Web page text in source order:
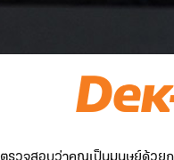
ตรวจสอบว่าคุณเป็นมนุษย์ด้วยก